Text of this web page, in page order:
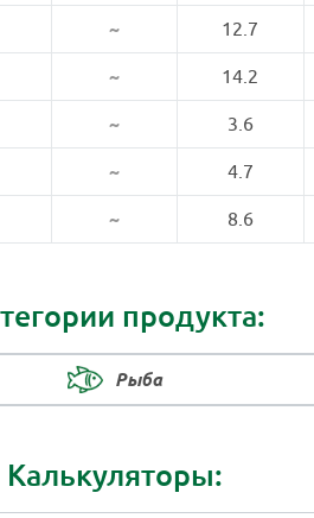
~ 12.7
~ 14.2
~ 3.6
~ 4.7
~ 8.6
продукта:
Рыба
Калькуляторы: